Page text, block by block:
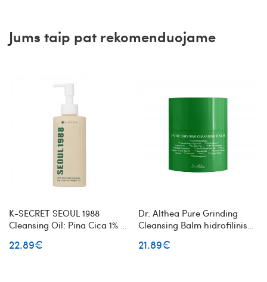
Jums taip pat rekomenduojame
K-SECRET SEOUL 1988
Cleansing Oil: Pina Cica 1% +
veido aliejus
22.89€
Dr. Althea Pure Grinding
Cleansing Balm hidrofilinis
21.89€